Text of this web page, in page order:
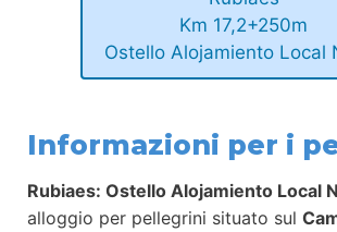
Km 17,2+250m
Ostello Alojamiento Local
Informazioni per i
Rubiaes: Ostello Alojamiento Local
alloggio per pellegrini situato sul